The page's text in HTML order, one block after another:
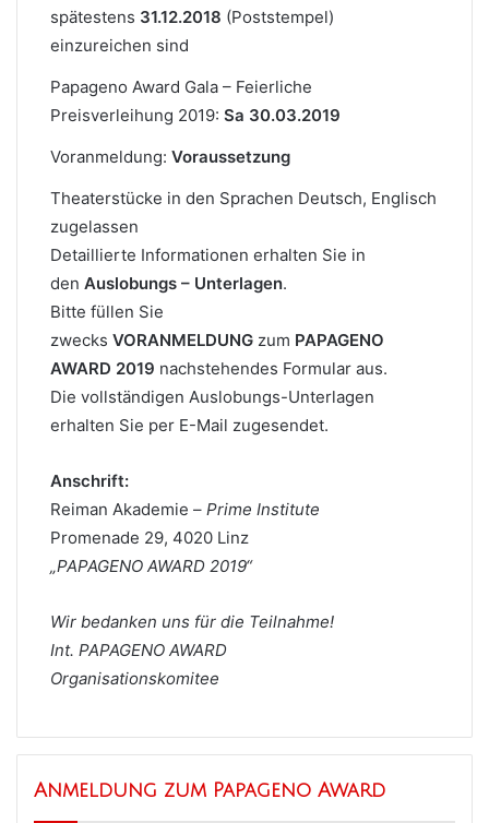
spätestens 31.12.2018 (Poststempel)
einzureichen sind
Papageno Award Gala – Feierliche
Preisverleihung 2019: Sa 30.03.2019
Voranmeldung: Voraussetzung
Theaterstücke in den Sprachen Deutsch, Englisch
zugelassen
Detaillierte Informationen erhalten Sie in
den Auslobungs – Unterlagen.
Bitte füllen Sie
zwecks VORANMELDUNG zum PAPAGENO
AWARD 2019 nachstehendes Formular aus.
Die vollständigen Auslobungs-Unterlagen
erhalten Sie per E-Mail zugesendet.
Anschrift:
Reiman Akademie – Prime Institute
Promenade 29, 4020 Linz
„PAPAGENO AWARD 2019“
Wir bedanken uns für die Teilnahme!
Int. PAPAGENO AWARD
Organisationskomitee
Anmeldung zum Papageno Award